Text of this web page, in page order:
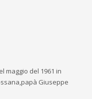
maggio del 1961 in
Giuseppe